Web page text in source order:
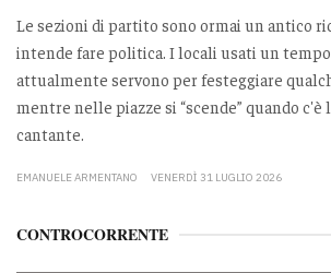
Le sezioni di partito sono ormai un antico
intende fare politica. I locali usati un
attualmente servono per festeggiare
mentre nelle piazze si “scende” quando c'è
cantante.
EMANUELE ARMENTANO VENERDÌ 31 LUGLIO 2026
CONTROCORRENTE